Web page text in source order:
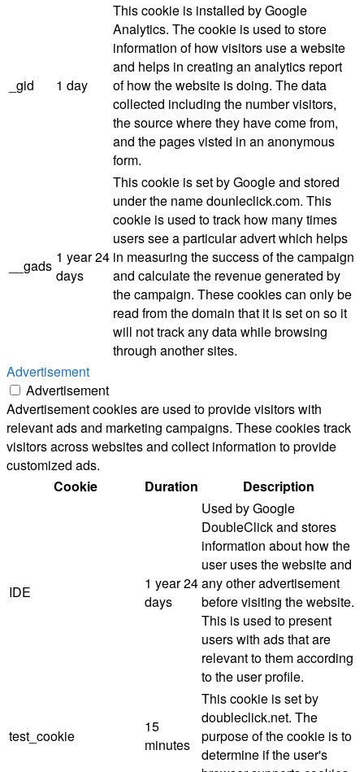
_gid 1 day
This cookie is installed by Google
Analytics. The cookie is used to store
information of how visitors use a website
and helps in creating an analytics report
of how the website is doing. The data
collected including the number visitors,
the source where they have come from,
and the pages visted in an anonymous
form.
__gads 1 year 24
days
This cookie is set by Google and stored
under the name dounleclick.com. This
cookie is used to track how many times
users see a particular advert which helps
in measuring the success of the campaign
and calculate the revenue generated by
the campaign. These cookies can only be
read from the domain that it is set on so it
will not track any data while browsing
through another sites.
Advertisement
Advertisement
Advertisement cookies are used to provide visitors with
relevant ads and marketing campaigns. These cookies track
visitors across websites and collect information to provide
customized ads.
Cookie
Duration Description
IDE
1 year 24
days
Used by Google
DoubleClick and stores
information about how the
user uses the website and
any other advertisement
before visiting the website.
This is used to present
users with ads that are
relevant to them according
to the user profile.
test_cookie
15
minutes
This cookie is set by
doubleclick.net. The
purpose of the cookie is to
determine if the user's